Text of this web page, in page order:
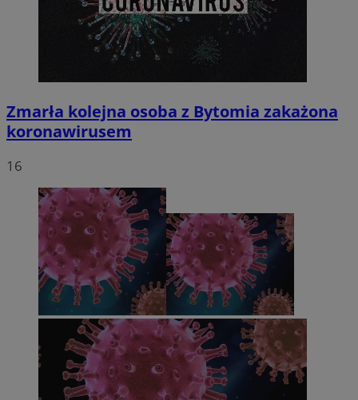
Zmarła kolejna osoba z Bytomia zakażona
koronawirusem
16